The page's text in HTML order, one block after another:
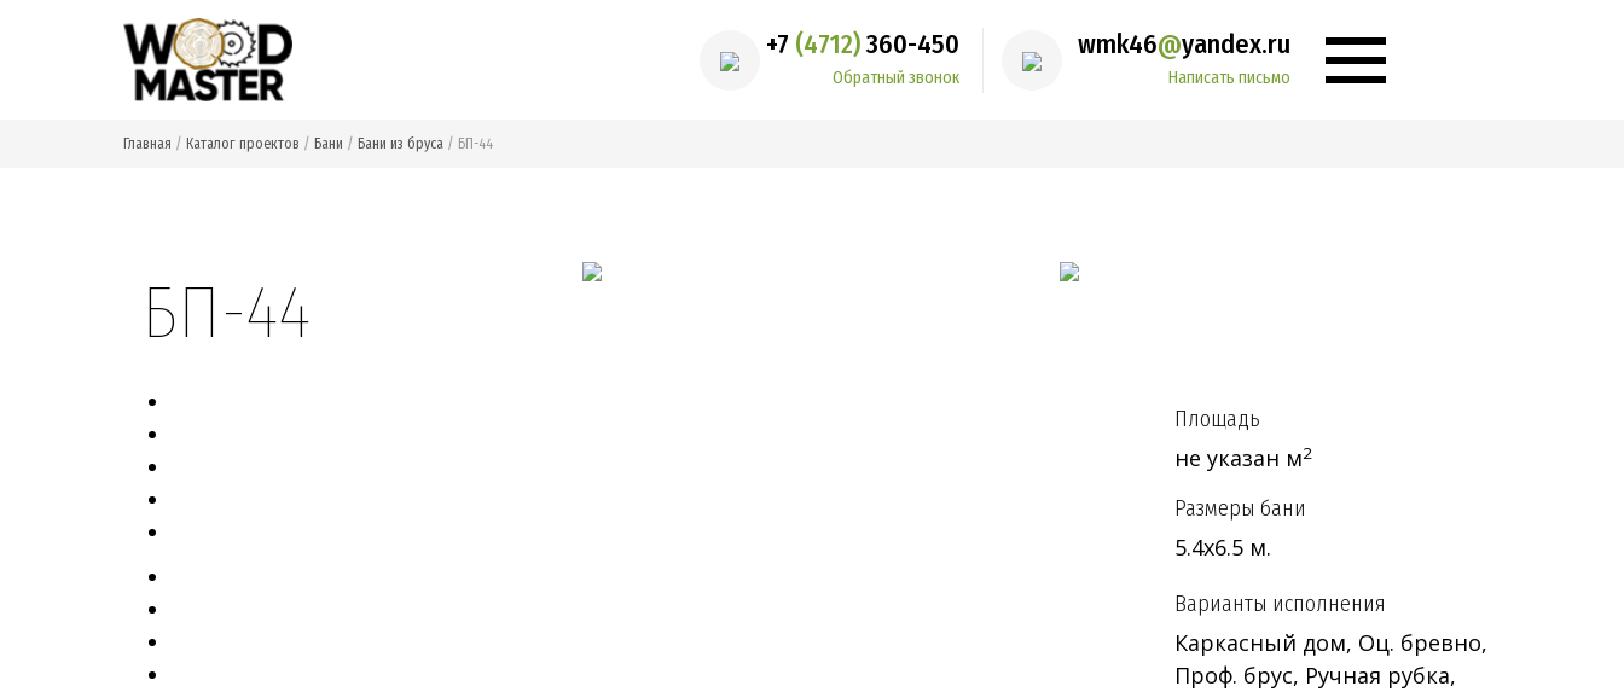
+7 (4712)360-450
Обратный звонок
wmk46@yandex.ru
Написать письмо
Главная / Каталог проектов / Бани / Бани из бруса / БП-44
БП-44
Площадь
не указан м2
Размеры бани
5.4х6.5 м.
Варианты исполнения
Каркасный дом, Оц. бревно,
Проф. брус, Ручная рубка,